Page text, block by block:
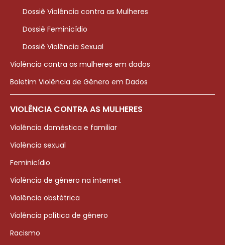
Dossiê Violência contra as Mulheres
Dossiê Feminicídio
Dossiê Violência Sexual
Violência contra as mulheres em dados
Boletim Violência de Gênero em Dados
VIOLÊNCIA CONTRA AS MULHERES
Violência doméstica e familiar
Violência sexual
Feminicídio
Violência de gênero na internet
Violência obstétrica
Violência política de gênero
Racismo